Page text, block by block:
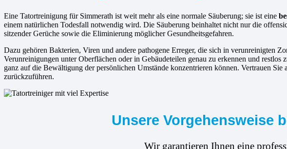
Eine Tatortreinigung für Simmerath ist weit mehr als eine normale Säuberung; sie ist eine
einem natürlichen Todesfall notwendig wird. Die Säuberung beinhaltet nicht nur die
sitzender Gerüche sowie die Eliminierung möglicher Gesundheitsgefahren.
Dazu gehören Bakterien, Viren und andere pathogene Erreger, die sich in verunreinigten
Verunreinigungen unter Oberflächen oder in Gebäudeteilen genau zu erkennen und restlos
ganz auf die Bewältigung der persönlichen Umstände konzentrieren können. Vertrauen
zurückzuführen.
Unsere Vorgehensweise
Wir garantieren Ihnen eine